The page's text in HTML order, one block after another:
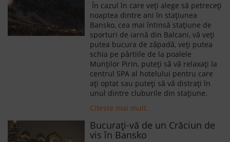
În cazul în care veți alege să petreceți
noaptea dintre ani în stațiunea
Bansko, cea mai întinsă stațiune de
sporturi de iarnă din Balcani, vă veți
putea bucura de zăpadă, veți putea
schia pe pârtiile de la poalele
Munților Pirin, puteți să vă relaxați la
centrul SPA al hotelului pentru care
ați optat sau puteți să vă distrați în
unul dintre cluburile din stațiune.
Citeste mai mult.
Bucurați-vă de un Crăciun de
vis în Bansko